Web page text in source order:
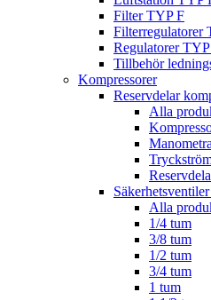
Filter TYP F
Filterregulatorer
Regulatorer TYP
Tillbehör
Kompressorer
Reservdelar
Alla
Alla
1/4 tum
3/8 tum
1/2 tum
3/4 tum
1 tum